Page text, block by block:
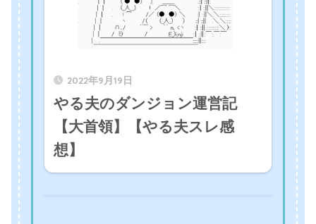
2022年9月19日
やる夫のダンジョン運営記
【大首領】【やる夫スレ感
想】